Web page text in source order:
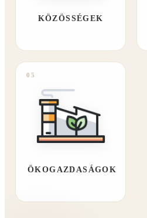
KÖZÖSSÉGEK
05
ÖKOGAZDASÁGOK